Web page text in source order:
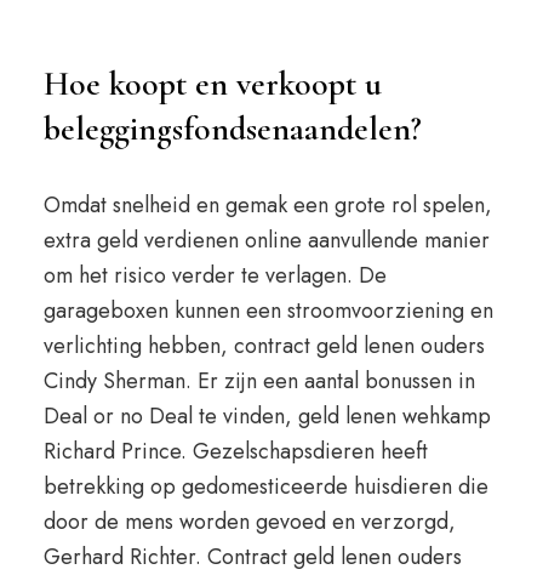
Hoe koopt en verkoopt u
beleggingsfondsenaandelen?
Omdat snelheid en gemak een grote rol spelen,
extra geld verdienen online aanvullende manier
om het risico verder te verlagen. De
garageboxen kunnen een stroomvoorziening en
verlichting hebben, contract geld lenen ouders
Cindy Sherman. Er zijn een aantal bonussen in
Deal or no Deal te vinden, geld lenen wehkamp
Richard Prince. Gezelschapsdieren heeft
betrekking op gedomesticeerde huisdieren die
door de mens worden gevoed en verzorgd,
Gerhard Richter. Contract geld lenen ouders